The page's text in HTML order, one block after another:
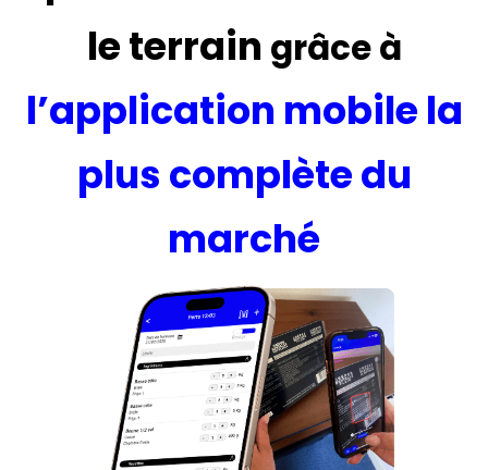
le terrain grâce à
l’application mobile la
plus complète du
marché